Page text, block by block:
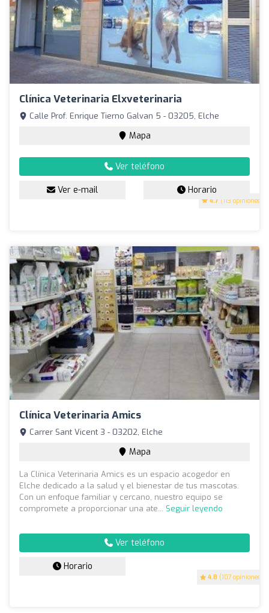
Clínica Veterinaria Elxveterinaria
4.7 (113 opiniones)
Calle Prof. Enrique Tierno Galvan 5 - 03205, Elche
Mapa
Ver teléfono
Ver e-mail Horario
Clínica Veterinaria Amics
4.8 (107 opiniones)
Carrer Sant Vicent 3 - 03202, Elche
Mapa
La Clínica Veterinaria Amics es un espacio acogedor en
Elche dedicado a la salud y el bienestar de tus mascotas.
Con un enfoque familiar y cercano, nuestro equipo se
compromete a proporcionar una ate... Seguir leyendo
Ver teléfono
Horario